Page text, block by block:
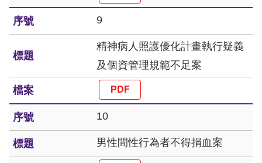
站
安
政
策
隱
私
權
9
精神病人照護優化計畫執行疑義
及個資管理規範不足案
10
男性間性行為者不得捐血案